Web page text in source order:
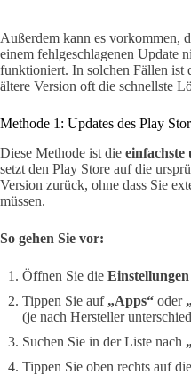
Außerdem kann es vorkommen,
einem fehlgeschlagenen Update
funktioniert. In solchen Fällen ist
ältere Version oft die schnellste
Methode 1: Updates des Play
Diese Methode ist die einfachste
setzt den Play Store auf die
Version zurück, ohne dass Sie
müssen.
So gehen Sie vor:
Öffnen Sie die Einstellungen
Tippen Sie auf „Apps“ oder
(je nach Hersteller
Suchen Sie in der Liste nach
Tippen Sie oben rechts auf die